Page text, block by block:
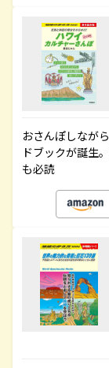
おさんぽしなが
ドブックが誕生
も必読